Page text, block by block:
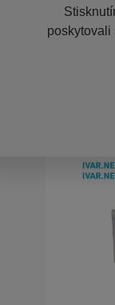
poskytovali